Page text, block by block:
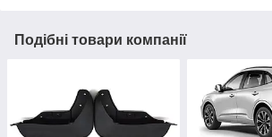
Подібні товари компанії